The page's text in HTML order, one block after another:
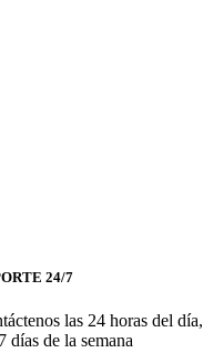
24/7
las 24 horas del día,
días de la semana